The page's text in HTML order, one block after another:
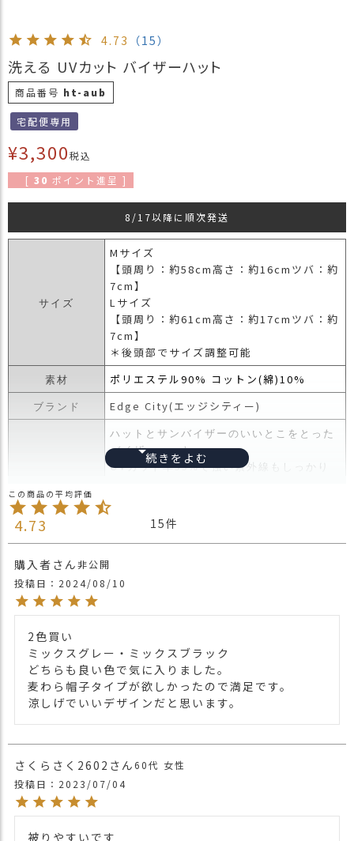
新
作
商
ピ
ン
グ
客
Youtube
小
話
返
4.73 （15）
洗える UVカット バイザーハット
商品番号 ht-aub
宅配便専用
¥3,300税込
[ 30 ポイント進呈 ]
8/17以降に順次発送
サイズ
Mサイズ
【頭周り：約58cm高さ：約16cmツバ：約
7cm】
Lサイズ
【頭周り：約61cm高さ：約17cmツバ：約
7cm】
＊後頭部でサイズ調整可能
素材 ポリエステル90% コットン(綿)10%
ブランド Edge City(エッジシティー)
商品詳細
ハットとサンバイザーのいいとこをとった
バイザーハット。
UVカット率99%で強い紫外線もしっかり
いつでもカバンに入れて必要な時に取り出
汗をかく時期でも快適に使えます。
注意点
や雨などでぬれた時は他の衣料等に移染す
る場合がございますのでお気を付け下さ
い。
・多少実際のカラーと異なる場合がござい
ます。ご不安な事などございましたらお気
軽にお問い合わせ下さい。
他の人気ツバ広ハットは
他の人気ツバ付き帽子は
4.73 15
購入者
非公開
投稿日
2024/08/10
2色買い
ミックスグレー・ミックスブラック
どちらも良い色で気に入りました。
麦わら帽子タイプが欲しかったので満足です。
涼しげでいいデザインだと思います。
さくらさく2602 60代 女性
投稿日
2023/07/04
被りやすいです